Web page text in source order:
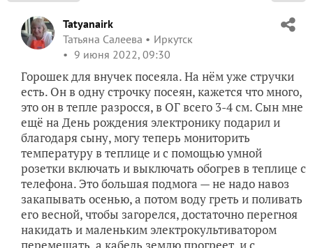
Tatyanairk
Татьяна Салеева
Иркутск
9 июня 2022, 09:30
Горошек для внучек посеяла. На нём уже стручки
есть. Он в одну строчку посеян, кажется что много,
это он в тепле разросся, в ОГ всего 3-4 см. Сын мне
ещё на День рождения электронику подарил и
благодаря сыну, могу теперь мониторить
температуру в теплице и с помощью умной
розетки включать и выключать обогрев в теплице с
телефона. Это большая подмога — не надо навоз
закапывать осенью, а потом воду греть и поливать
его весной, чтобы загорелся, достаточно перегноя
накидать и маленьким электрокультиватором